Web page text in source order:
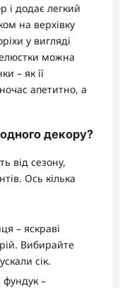
і додає легкий
на верхівку
у вигляді
можна
– як її
апетитно, а
декору?
від сезону,
Ось кілька
– яскраві
Вибирайте
сік.
фундук –